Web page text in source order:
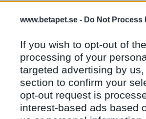
www.betapet.se - Do Not Process
If you wish to opt-out of
processing of your
targeted advertising by
section to confirm your
opt-out request is
interest-based ads based
Antal inlägg:
äggläggning. Fjorton ägg blir
Ruckzuck
guldägg, och vi får